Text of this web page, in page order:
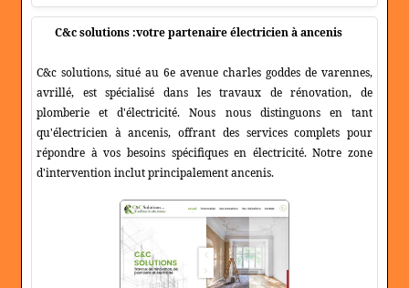
C&c solutions :votre partenaire électricien à ancenis
C&c solutions, situé au 6e avenue charles goddes de varennes,
avrillé, est spécialisé dans les travaux de rénovation, de
plomberie et d'électricité. Nous nous distinguons en tant
qu'électricien à ancenis, offrant des services complets pour
répondre à vos besoins spécifiques en électricité. Notre zone
d'intervention inclut principalement ancenis.